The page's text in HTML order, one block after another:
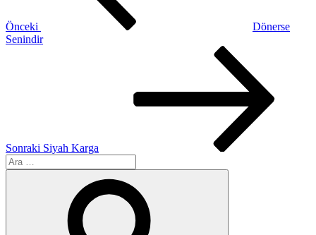
Önceki
Dönerse
Senindir
Sonraki Siyah Karga
Ara: